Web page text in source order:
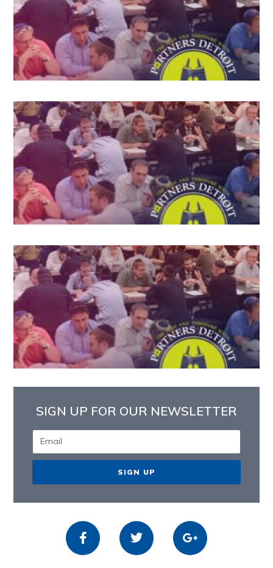
SIGN UP FOR OUR NEWSLETTER
SIGN UP